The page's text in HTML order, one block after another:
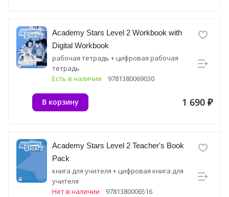
Academy Stars Level 2 Workbook with
Digital Workbook
рабочая тетрадь + цифровая рабочая
тетрадь
Есть в наличии
9781380069030
1 690 ₽
В корзину
Academy Stars Level 2 Teacher's Book
Pack
книга для учителя + цифровая книга для
учителя
Нет в наличии
9781380006516